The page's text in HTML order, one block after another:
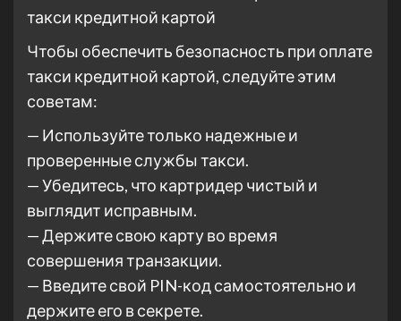
такси кредитной картой
Чтобы обеспечить безопасность при оплате
такси кредитной картой, следуйте этим
советам:
— Используйте только надежные и
проверенные службы такси.
— Убедитесь, что картридер чистый и
выглядит исправным.
— Держите свою карту во время
совершения транзакции.
— Введите свой PIN-код самостоятельно и
держите его в секрете.